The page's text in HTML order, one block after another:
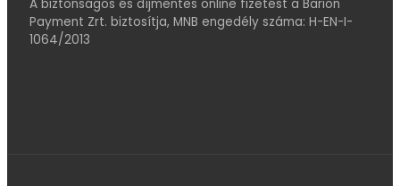
A biztonságos és díjmentes online fizetést a Barion
Payment Zrt. biztosítja, MNB engedély száma: H-EN-I-
1064/2013